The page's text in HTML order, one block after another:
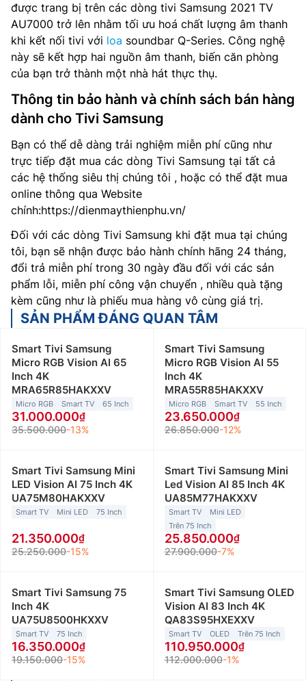
được trang bị trên các dòng tivi Samsung 2021 TV
AU7000 trở lên nhằm tối ưu hoá chất lượng âm thanh
khi kết nối tivi với loa soundbar Q-Series. Công nghệ
này sẽ kết hợp hai nguồn âm thanh, biến căn phòng
của bạn trở thành một nhà hát thực thụ.
Thông tin bảo hành và chính sách bán hàng
dành cho Tivi Samsung
Bạn có thể dễ dàng trải nghiệm miễn phí cũng như
trực tiếp đặt mua các dòng Tivi Samsung tại tất cả
các hệ thống siêu thị chúng tôi , hoặc có thể đặt mua
online thông qua Website
chính:https://dienmaythienphu.vn/
Đối với các dòng Tivi Samsung khi đặt mua tại chúng
tôi, bạn sẽ nhận được bảo hành chính hãng 24 tháng,
đổi trả miễn phí trong 30 ngày đầu đối với các sản
phẩm lỗi, miễn phí công vận chuyển , nhiều quà tặng
kèm cũng như là phiếu mua hàng vô cùng giá trị.
SẢN PHẨM ĐÁNG QUAN TÂM
Smart Tivi Samsung
Micro RGB Vision AI 65
Inch 4K
MRA65R85HAKXXV
Micro RGB Smart TV 65 Inch
31.000.000
35.500.000-13%
Smart Tivi Samsung
Micro RGB Vision AI 55
Inch 4K
MRA55R85HAKXXV
Micro RGB Smart TV 55 Inch
23.650.000
26.850.000-12%
Smart Tivi Samsung Mini
LED Vision AI 75 Inch 4K
UA75M80HAKXXV
Smart TV Mini LED 75 Inch
21.350.000
25.250.000-15%
Smart Tivi Samsung Mini
Led Vision AI 85 Inch 4K
UA85M77HAKXXV
Smart TV
Mini LED
Trên 75 Inch
25.850.000
27.900.000-7%
Smart Tivi Samsung 75
Inch 4K
UA75U8500HKXXV
Smart TV 75 Inch
16.350.000
19.150.000-15%
Smart Tivi Samsung OLED
Vision AI 83 Inch 4K
QA83S95HXEXXV
Smart TV OLED Trên 75 Inch
110.950.000
112.000.000-1%